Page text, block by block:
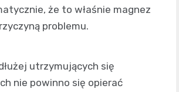
że to właśnie magnez
problemu.
utrzymujących się
nie powinno się opierać